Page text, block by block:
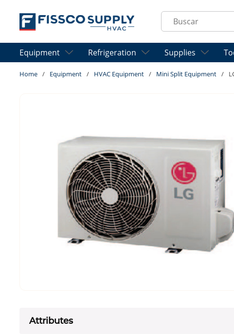
Skip to main content
Site Search
Equipment Refrigeration Supplies
Home / Equipment / HVAC Equipment / Mini Split Equipment /
Attributes